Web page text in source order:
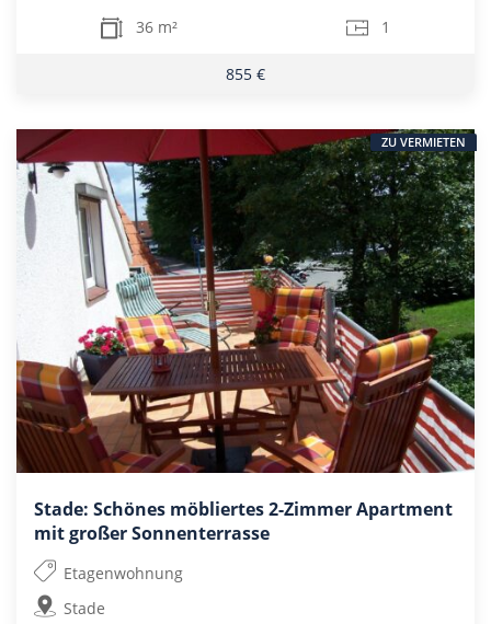
36 m² 1
855 €
Stade: Schönes möbliertes 2-Zimmer Apartment
mit großer Sonnenterrasse
Etagenwohnung
Stade
ZU VERMIETEN